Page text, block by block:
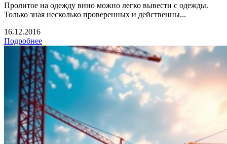
Пролитое на одежду вино можно легко вывести с одежды.
Только зная несколько проверенных и действенны...
16.12.2016
Подробнее